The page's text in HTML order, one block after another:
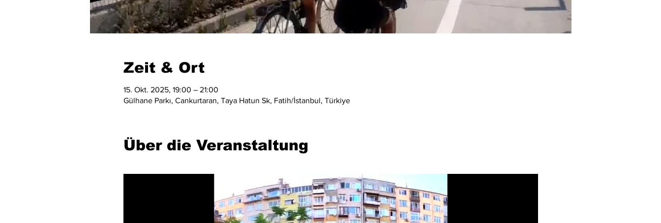
Zeit & Ort
15. Okt. 2025, 19:00 – 21:00
Gülhane Parkı, Cankurtaran, Taya Hatun Sk, Fatih/İstanbul, Türkiye
Über die Veranstaltung